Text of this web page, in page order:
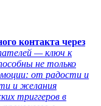
контакта через
— ключ к
не только
от радости и
и желания
триггеров в